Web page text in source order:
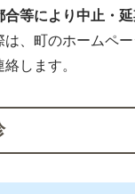
合等により中止・
は、町のホームペー
します。